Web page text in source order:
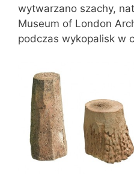
wytwarzano szachy,
Museum of London
podczas wykopalisk w